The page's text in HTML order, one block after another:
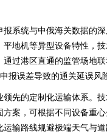
系统与中俄海关数据的
地机等异型设备特性，
过港区直通的监管场地
报误差导致的通关延误风
先的定制化运输体系。
案，可根据不同设备重
输路线规避极端天气与